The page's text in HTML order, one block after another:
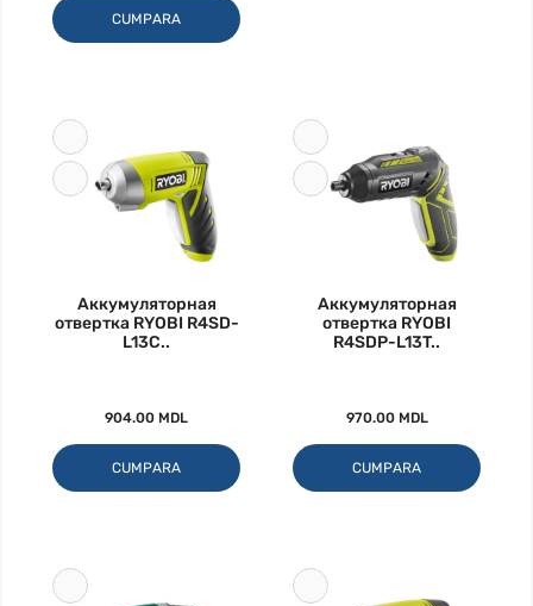
CUMPARA
Аккумуляторная
отвертка RYOBI R4SD-
L13C..
904.00 MDL
CUMPARA
Аккумуляторная
отвертка RYOBI
R4SDP-L13T..
970.00 MDL
CUMPARA